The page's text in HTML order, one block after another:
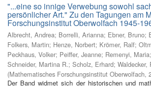
"...eine so innige Verwebung sowohl
persönlicher Art." Zu den Tagungen am
Forschungsinstitut Oberwolfach 1945-
Albrecht, Andrea; Borrelli, Arianna; Ebner, Bruno;
Folkers, Martin; Henze, Norbert; Krömer, Ralf;
Peckhaus, Volker; Peiffer, Jeanne; Remenyi, Maria;
Schneider, Martina R.; Scholz, Erhard; Waldecker,
(Mathematisches Forschungsinstitut Oberwolfach,
Der Band widmet sich der historischen und